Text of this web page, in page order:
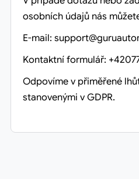
osobních údajů nás
E-mail:
Kontaktní formulář:
Odpovíme v přiměřené
stanovenými v GDPR.